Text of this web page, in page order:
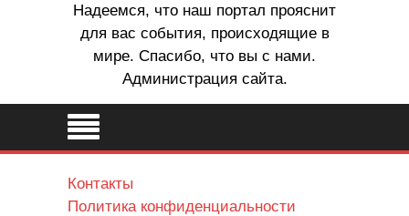
Надеемся, что наш портал прояснит
для вас события, происходящие в
мире. Спасибо, что вы с нами.
Администрация сайта.
Контакты
Политика конфиденциальности